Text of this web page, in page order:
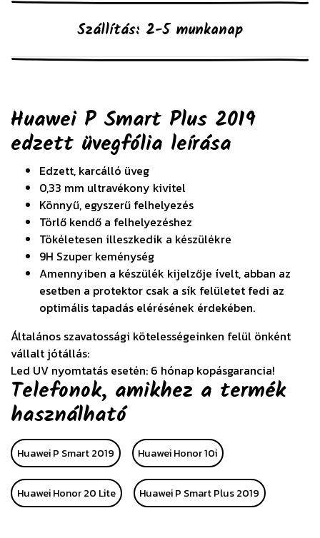
Szállítás: 2-5 munkanap
Huawei P Smart Plus 2019
edzett üvegfólia leírása
Edzett, karcálló üveg
0,33 mm ultravékony kivitel
Könnyű, egyszerű felhelyezés
Törlő kendő a felhelyezéshez
Tökéletesen illeszkedik a készülékre
9H Szuper keménység
Amennyiben a készülék kijelzője ívelt, abban az
esetben a protektor csak a sík felületet fedi az
optimális tapadás elérésének érdekében.
Általános szavatossági kötelességeinken felül önként
vállalt jótállás:
Led UV nyomtatás esetén: 6 hónap kopásgarancia!
Telefonok, amikhez a termék
használható
Huawei P Smart 2019 Huawei Honor 10i
Huawei Honor 20 Lite Huawei P Smart Plus 2019